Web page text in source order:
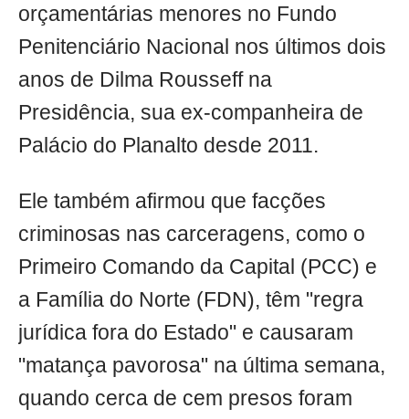
orçamentárias menores no Fundo
Penitenciário Nacional nos últimos dois
anos de Dilma Rousseff na
Presidência, sua ex-companheira de
Palácio do Planalto desde 2011.
Ele também afirmou que facções
criminosas nas carceragens, como o
Primeiro Comando da Capital (PCC) e
a Família do Norte (FDN), têm "regra
jurídica fora do Estado" e causaram
"matança pavorosa" na última semana,
quando cerca de cem presos foram